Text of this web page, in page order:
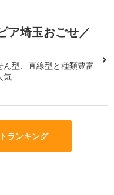
ア埼玉おごせ／
ん型、直線型と種類豊富
気
ランキング